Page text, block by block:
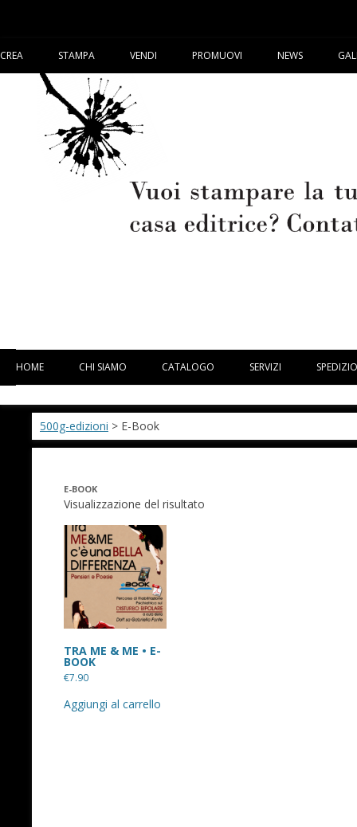
CREA STAMPA VENDI PROMUOVI NEWS
HOME CHI SIAMO CATALOGO SERVIZI
500g-edizioni > E-Book
E-BOOK
Visualizzazione del risultato
TRA ME & ME • E-
BOOK
€7.90
Aggiungi al carrello